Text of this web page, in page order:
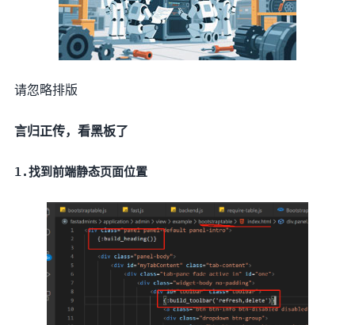
请忽略排版
言归正传，看黑板了
1.找到前端静态页面位置